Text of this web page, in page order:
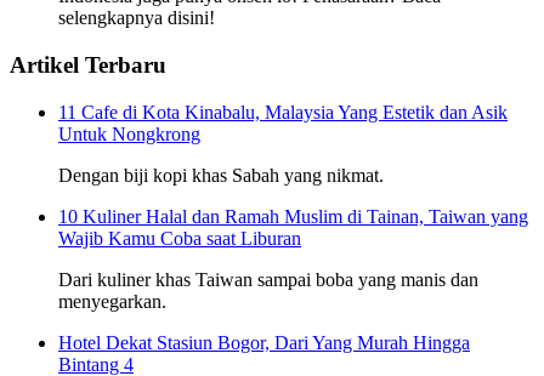
selengkapnya disini!
Artikel Terbaru
11 Cafe di Kota Kinabalu, Malaysia Yang Estetik dan Asik
Untuk Nongkrong
Dengan biji kopi khas Sabah yang nikmat.
10 Kuliner Halal dan Ramah Muslim di Tainan, Taiwan yang
Wajib Kamu Coba saat Liburan
Dari kuliner khas Taiwan sampai boba yang manis dan
menyegarkan.
Hotel Dekat Stasiun Bogor, Dari Yang Murah Hingga
Bintang 4